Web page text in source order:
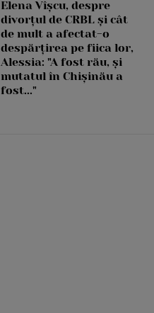
Elena Vîșcu, despre
divorțul de CRBL și cât
de mult a afectat-o
despărțirea pe fiica lor,
Alessia: "A fost rău, și
mutatul în Chișinău a
fost..."